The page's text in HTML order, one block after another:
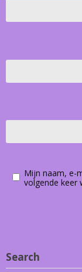
Mijn naam, e-
volgende keer
Search